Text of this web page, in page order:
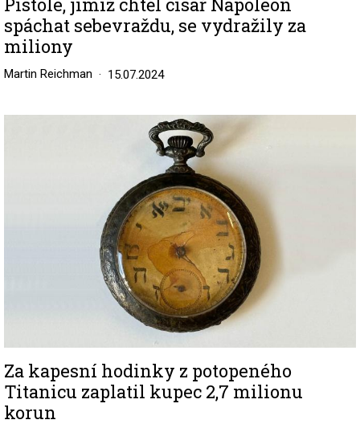
spáchat sebevraždu, se vydražily za
miliony
Martin Reichman 15.07.2024
Za kapesní hodinky z potopeného
Titanicu zaplatil kupec 2,7 milionu
korun